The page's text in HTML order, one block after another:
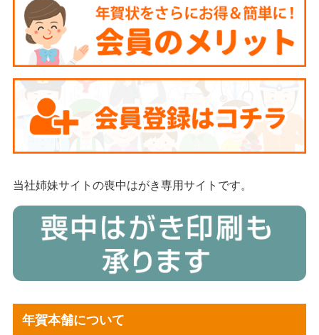
当社姉妹サイトの喪中はがき専用サイトです。
年賀本舗について